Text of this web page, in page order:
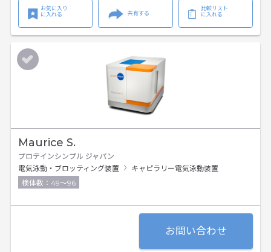
お気に入り
に入れる
共有する
比較リスト
に入れる
Maurice S.
プロテインシンプル ジャパン
電気泳動・ブロッティング装置
キャピラリー電気泳動装置
検体数：49～96
お問い合わせ